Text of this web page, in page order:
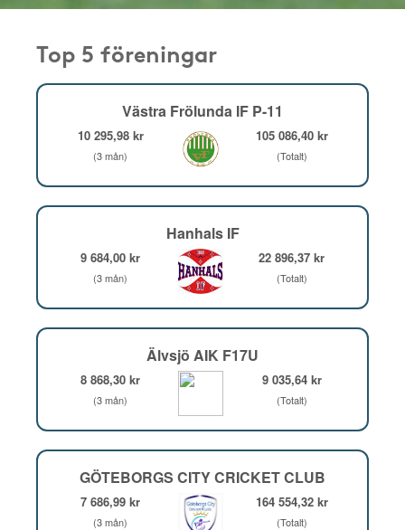
Top 5 föreningar
Västra Frölunda IF P-11
10 295,98 kr
(3 mån)
105 086,40 kr
(Totalt)
Hanhals IF
9 684,00 kr
(3 mån)
22 896,37 kr
(Totalt)
Älvsjö AIK F17U
8 868,30 kr
(3 mån)
9 035,64 kr
(Totalt)
GÖTEBORGS CITY CRICKET CLUB
7 686,99 kr
(3 mån)
164 554,32 kr
(Totalt)